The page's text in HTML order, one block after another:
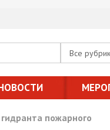
Все
пожарного